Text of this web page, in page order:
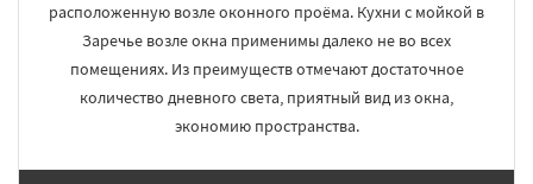
расположенную возле оконного проёма. Кухни с мойкой в
Заречье возле окна применимы далеко не во всех
помещениях. Из преимуществ отмечают достаточное
количество дневного света, приятный вид из окна,
экономию пространства.